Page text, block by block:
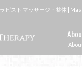
ピスト マッサージ・整体 |